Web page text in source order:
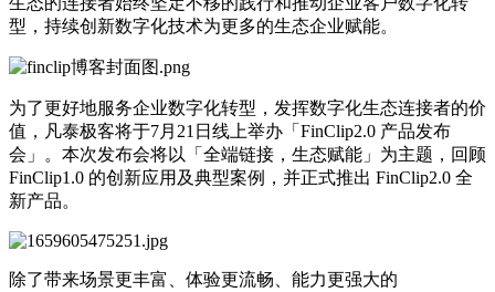
型，持续创新数字化技术为更多的生态企业赋能。
为了更好地服务企业数字化转型，发挥数字化生态连接者的价
值，凡泰极客将于7月21日线上举办「FinClip2.0 产品发布
会」。本次发布会将以「全端链接，生态赋能」为主题，回顾
FinClip1.0 的创新应用及典型案例，并正式推出 FinClip2.0 全
新产品。
除了带来场景更丰富、体验更流畅、能力更强大的